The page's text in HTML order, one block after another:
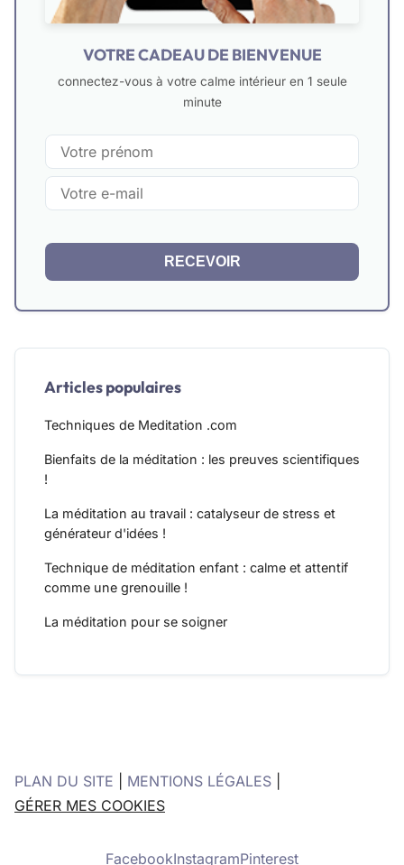
VOTRE CADEAU DE BIENVENUE
connectez-vous à votre calme intérieur en 1 seule
minute
RECEVOIR
Articles populaires
Techniques de Meditation .com
Bienfaits de la méditation : les preuves scientifiques
!
La méditation au travail : catalyseur de stress et
générateur d'idées !
Technique de méditation enfant : calme et attentif
comme une grenouille !
La méditation pour se soigner
PLAN DU SITE MENTIONS LÉGALES
GÉRER MES COOKIES
FacebookInstagramPinterest